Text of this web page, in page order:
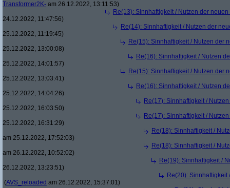
Transformer2K- am 26.12.2022, 13:11:53)
Re(13): Sinnhaftigkeit / Nutzen der neuen
24.12.2022, 11:47:56)
Re(14): Sinnhaftigkeit / Nutzen der
25.12.2022, 11:19:45)
Re(15): Sinnhaftigkeit / Nutzen der
25.12.2022, 13:00:08)
Re(16): Sinnhaftigkeit / Nutzen
25.12.2022, 14:01:57)
Re(15): Sinnhaftigkeit / Nutzen der
25.12.2022, 13:03:41)
Re(16): Sinnhaftigkeit / Nutzen
25.12.2022, 14:04:26)
Re(17): Sinnhaftigkeit /
25.12.2022, 16:03:50)
Re(17): Sinnhaftigkeit /
25.12.2022, 16:31:29)
Re(18): Sinnhaftigkeit /
am 25.12.2022, 17:52:03)
Re(18): Sinnhaftigkeit /
am 26.12.2022, 10:52:02)
Re(19): Sinnhaftigkeit /
26.12.2022, 13:23:51)
Re(20): Sinnhaftigkeit
(AVS_reloaded am 26.12.2022, 15:37:01)